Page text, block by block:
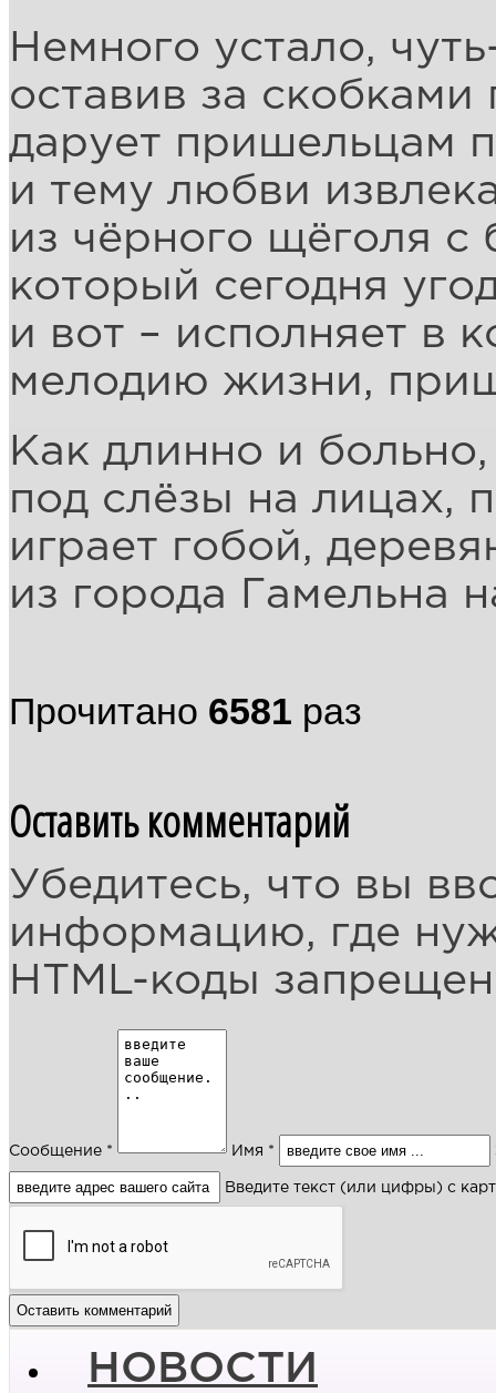
Немного устало,
оставив за скобками
дарует пришельцам
и тему любви
из чёрного щёголя с
который сегодня
и вот – исполняет в
мелодию жизни,
Как длинно и
под слёзы на лицах,
играет гобой,
из города Гамельна
Прочитано 6581 раз
Оставить комментарий
Убедитесь, что вы
информацию, где
HTML-коды
Сообщение * Имя *
Введите текст (или цифры) с
НОВОСТИ